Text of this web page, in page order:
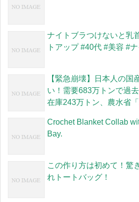
ナイトブラつけないと乳
トアップ #40代 #美容 #
【緊急崩壊】日本人の国
い！需要683万トンで過
在庫243万トン、農水省「
Crochet Blanket Collab
Bay.
この作り方は初めて！驚
れトートバッグ！